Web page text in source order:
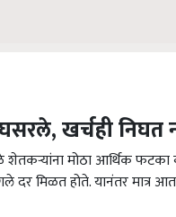
खर्चही
मोठा आर्थिक फटका
दर मिळत होते. यानंतर